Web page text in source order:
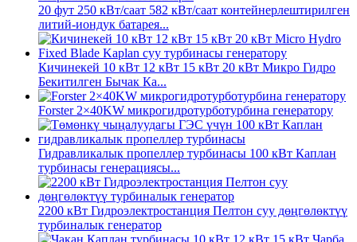
20 фут 250 кВт/саат 582 кВт/саат контейнерлештирилген
литий-иондук батарея...
Кичинекей 10 кВт 12 кВт 15 кВт 20 кВт Микро Гидро
Бекитилген Бычак Ка...
Forster 2×40KW микрогидротурботурбина генератору
Гидравликалык пропеллер турбинасы 100 кВт Каплан
турбинасы генерациясы...
2200 кВт Гидроэлектростанция Пелтон суу дөңгөлөктүү
турбиналык генератор